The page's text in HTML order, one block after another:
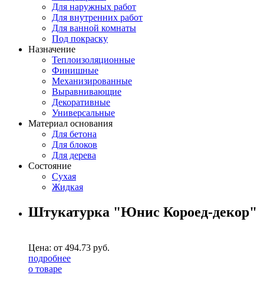
Для наружных работ
Для внутренних работ
Для ванной комнаты
Под покраску
Назначение
Теплоизоляционные
Финишные
Механизированные
Выравнивающие
Декоративные
Универсальные
Материал основания
Для бетона
Для блоков
Для дерева
Состояние
Сухая
Жидкая
Штукатурка "Юнис Короед-декор"
Цена: от 494.73 руб.
подробнее
о товаре